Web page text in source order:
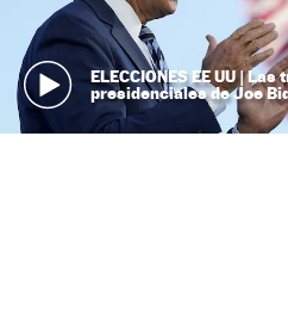
ELECCIONES EE UU |
presidenciales de Joe